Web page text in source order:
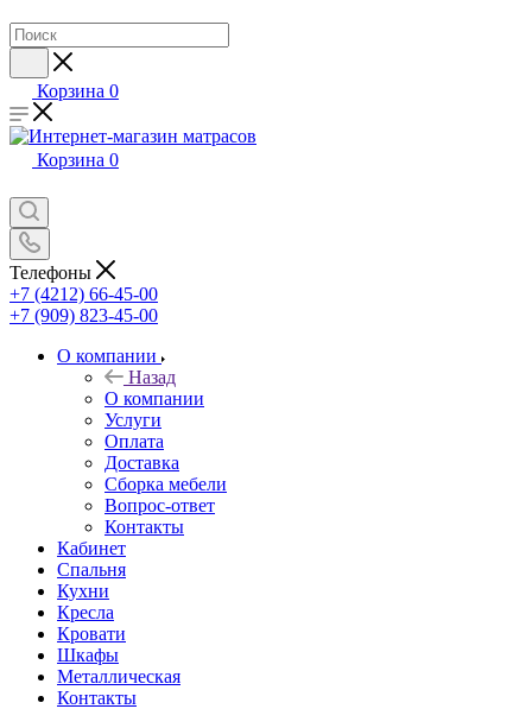
Корзина 0
Корзина 0
Телефоны
+7 (4212) 66-45-00
+7 (909) 823-45-00
О компании
Назад
О компании
Услуги
Оплата
Доставка
Сборка мебели
Вопрос-ответ
Контакты
Кабинет
Спальня
Кухни
Кресла
Кровати
Шкафы
Металлическая
Контакты